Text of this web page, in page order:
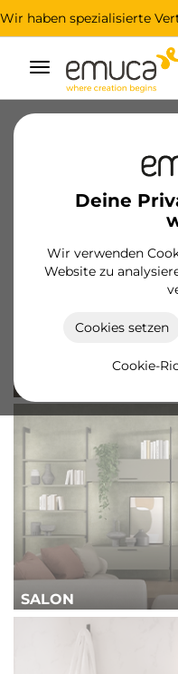
Wir haben spezialisierte
Umschaltbare
Navigation
Deine
Wir verwenden
Website zu
Cookies setzen
Cookie-
SALON